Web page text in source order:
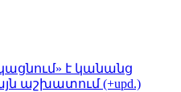
է կանանց
աշխատում (+upd.)